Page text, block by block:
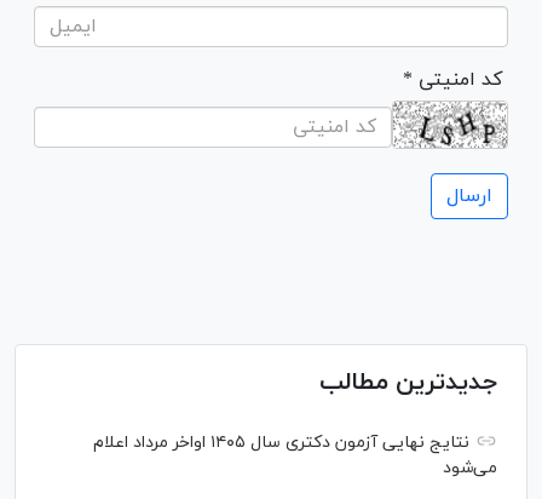
* کد امنیتی
جدیدترین مطالب
نتایج نهایی آزمون دکتری سال ۱۴۰۵ اواخر مرداد اعلام
می‌شود